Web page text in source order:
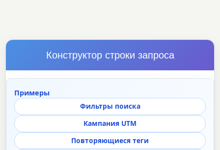
Конструктор строки запроса
Примеры
Фильтры поиска
Кампания UTM
Повторяющиеся теги